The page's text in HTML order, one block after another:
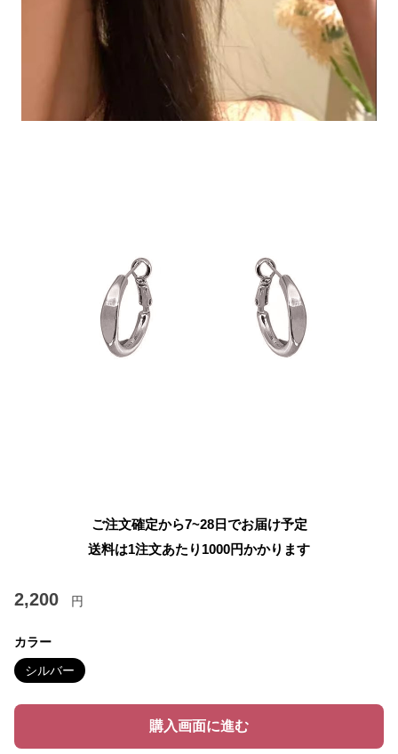
ご注文確定から7~28日でお届け予定
送料は1注文あたり 1000円かかります
2,200 円
カラー
シルバー
購入画面に進む